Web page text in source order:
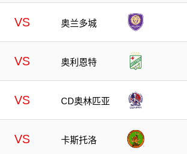
VS 奥兰多城
VS 奥利恩特
VS CD奥林匹亚
VS 卡斯托洛